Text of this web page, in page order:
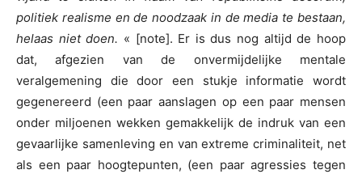
politiek realisme en de noodzaak in de media te bestaan,
helaas niet doen. « [note]. Er is dus nog altijd de hoop
dat, afgezien van de onvermijdelijke mentale
veralgemening die door een stukje informatie wordt
gegenereerd (een paar aanslagen op een paar mensen
onder miljoenen wekken gemakkelijk de indruk van een
gevaarlijke samenleving en van extreme criminaliteit, net
als een paar hoogtepunten, (een paar agressies tegen